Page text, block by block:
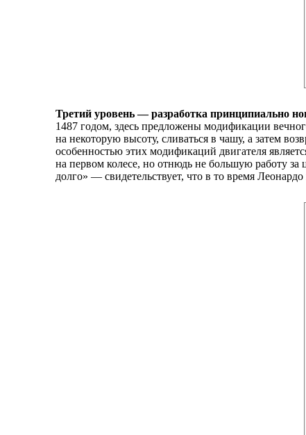
Третий уровень — разработка принципиально
1487 годом, здесь предложены модификации
на некоторую высоту, сливаться в чашу, а затем
особенностью этих модификаций двигателя
на первом колесе, но отнюдь не большую работу
долго» — свидетельствует, что в то время